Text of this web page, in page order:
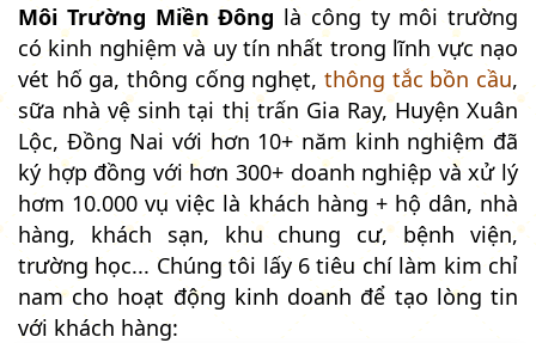
Môi Trường Miền Đông là công ty môi trường
có kinh nghiệm và uy tín nhất trong lĩnh vực nạo
vét hố ga, thông cống nghẹt, thông tắc bồn cầu,
sữa nhà vệ sinh tại thị trấn Gia Ray, Huyện Xuân
Lộc, Đồng Nai với hơn 10+ năm kinh nghiệm đã
ký hợp đồng với hơn 300+ doanh nghiệp và xử lý
hơm 10.000 vụ việc là khách hàng + hộ dân, nhà
hàng, khách sạn, khu chung cư, bệnh viện,
trường học... Chúng tôi lấy 6 tiêu chí làm kim chỉ
nam cho hoạt động kinh doanh để tạo lòng tin
với khách hàng: